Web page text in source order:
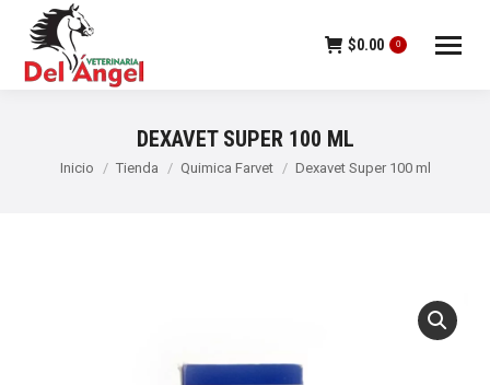
$0.00 0
DEXAVET SUPER 100 ML
Estás aquí:
Inicio Tienda Quimica Farvet Dexavet Super 100 ml